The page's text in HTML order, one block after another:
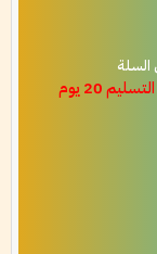
السلة
20 يوم